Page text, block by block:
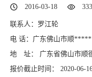
2016-03-18
联系人：罗江轮
电 话：广东佛山市顺*****
地 址： 广东省佛山市顺
报价截止时间： 2020-06-